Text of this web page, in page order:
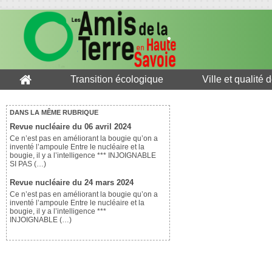
Transition écologique Ville et qualité
DANS LA MÊME RUBRIQUE
Revue nucléaire du 06 avril 2024
Ce n’est pas en améliorant la bougie qu’on a
inventé l’ampoule Entre le nucléaire et la
bougie, il y a l’intelligence *** INJOIGNABLE
SI PAS (…)
Revue nucléaire du 24 mars 2024
Ce n’est pas en améliorant la bougie qu’on a
inventé l’ampoule Entre le nucléaire et la
bougie, il y a l’intelligence ***
INJOIGNABLE (…)